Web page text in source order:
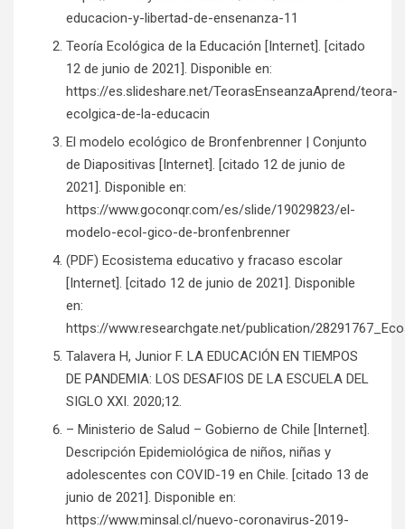
educacion-y-libertad-de-ensenanza-11
Teoría Ecológica de la Educación [Internet]. [citado
12 de junio de 2021]. Disponible en:
https://es.slideshare.net/TeorasEnseanzaAprend/teora-
ecolgica-de-la-educacin
El modelo ecológico de Bronfenbrenner | Conjunto
de Diapositivas [Internet]. [citado 12 de junio de
2021]. Disponible en:
https://www.goconqr.com/es/slide/19029823/el-
modelo-ecol-gico-de-bronfenbrenner
(PDF) Ecosistema educativo y fracaso escolar
[Internet]. [citado 12 de junio de 2021]. Disponible
en:
https://www.researchgate.net/publication/
Talavera H, Junior F. LA EDUCACIÓN EN TIEMPOS
DE PANDEMIA: LOS DESAFIOS DE LA ESCUELA DEL
SIGLO XXI. 2020;12.
– Ministerio de Salud – Gobierno de Chile [Internet].
Descripción Epidemiológica de niños, niñas y
adolescentes con COVID-19 en Chile. [citado 13 de
junio de 2021]. Disponible en:
https://www.minsal.cl/nuevo-coronavirus-2019-